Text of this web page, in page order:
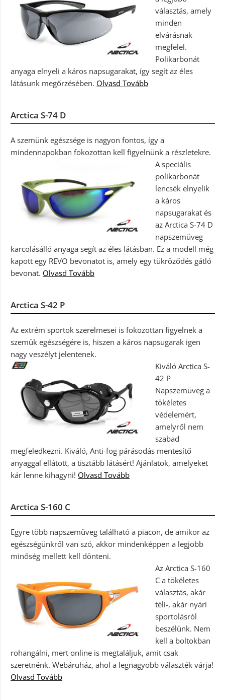
választás, amely
minden
elvárásnak
megfelel.
Polikarbonát
anyaga elnyeli a káros napsugarakat, így segít az éles
látásunk megőrzésében. Olvasd Tovább
Arctica S-74 D
A szemünk egészsége is nagyon fontos, így a
mindennapokban fokozottan kell figyelnünk a részletekre.
A speciális
polikarbonát
lencsék elnyelik
a káros
napsugarakat és
az Arctica S-74 D
napszemüveg
karcolásálló anyaga segít az éles látásban. Ez a modell még
kapott egy REVO bevonatot is, amely egy tükröződés gátló
bevonat. Olvasd Tovább
Arctica S-42 P
Az extrém sportok szerelmesei is fokozottan figyelnek a
szemük egészségére is, hiszen a káros napsugarak igen
nagy veszélyt jelentenek.
Kiváló Arctica S-
42 P
Napszemüveg a
tökéletes
védelemért,
amelyről nem
szabad
megfeledkezni. Kiváló, Anti-fog párásodás mentesítő
anyaggal ellátott, a tisztább látásért! Ajánlatok, amelyeket
kár lenne kihagyni! Olvasd Tovább
Arctica S-160 C
Egyre több napszemüveg található a piacon, de amikor az
egészségünkről van szó, akkor mindenképpen a legjobb
minőség mellett kell dönteni.
Az Arctica S-160
C a tökéletes
választás, akár
téli-, akár nyári
sportolásról
beszélünk. Nem
kell a boltokban
rohangálni, mert online is megtaláljuk, amit csak
szeretnénk. Webáruház, ahol a legnagyobb választék várja!
Olvasd Tovább